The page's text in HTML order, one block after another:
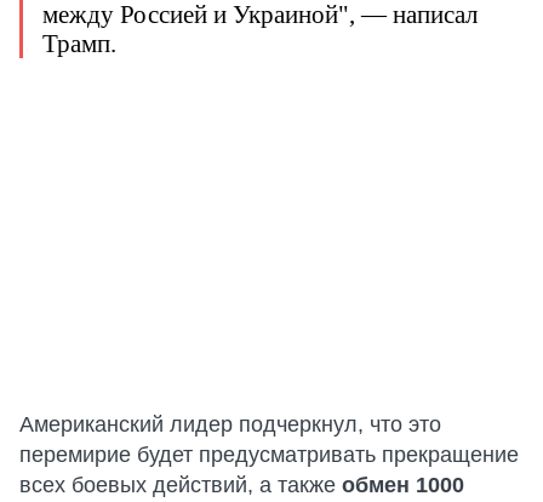
между Россией и Украиной", — написал
Трамп.
Американский лидер подчеркнул, что это
перемирие будет предусматривать прекращение
всех боевых действий, а также обмен 1000